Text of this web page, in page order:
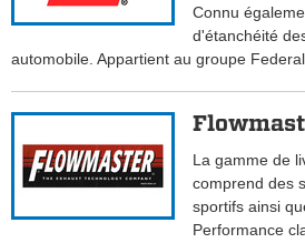
Connu
d'étanchéité
automobile. Appartient au groupe
La gamme de
comprend des
sportifs ainsi
Performance